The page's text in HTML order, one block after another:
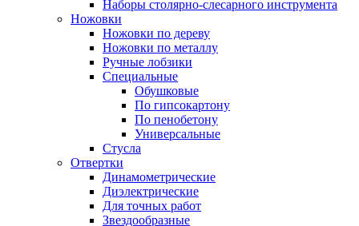
Наборы столярно-слесарного инструмента
Ножовки
Ножовки по дереву
Ножовки по металлу
Ручные лобзики
Специальные
Обушковые
По гипсокартону
По пенобетону
Универсальные
Стусла
Отвертки
Динамометрические
Диэлектрические
Для точных работ
Звездообразные